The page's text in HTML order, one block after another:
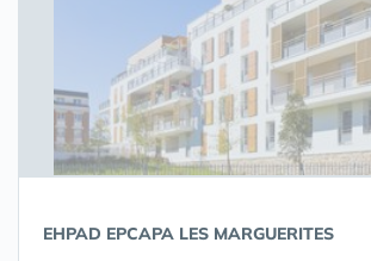
EHPAD EPCAPA LES MARGUERITES